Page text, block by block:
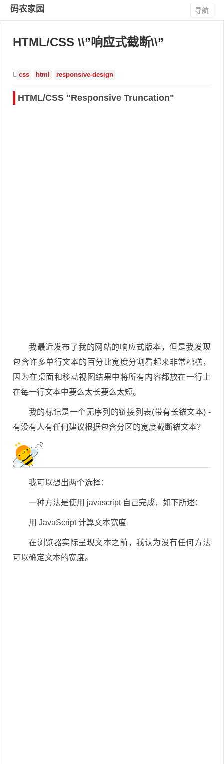
码农家园 导航
HTML/CSS \\”响应式截断\\”
css html responsive-design
HTML/CSS "Responsive Truncation"
我最近发布了我的网站的响应式版本，但是我发现
包含许多单行文本的百分比宽度分割看起来非常糟糕，
因为在桌面和移动视图结果中将所有内容都放在一行上
在每一行文本中要么太长要么太短。
我的标记是一个无序列的链接列表(带有长锚文本) -
有没有人有任何建议根据包含分区的宽度截断锚文本？
我可以想出两个选择：
一种方法是使用 javascript 自己完成，如下所述：
用 JavaScript 计算文本宽度
在浏览器实际呈现文本之前，我认为没有任何方法
可以确定文本的宽度。